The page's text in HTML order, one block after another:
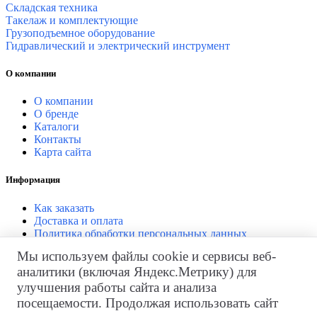
Складская техника
Такелаж и комплектующие
Грузоподъемное оборудование
Гидравлический и электрический инструмент
О компании
О компании
О бренде
Каталоги
Контакты
Карта сайта
Информация
Как заказать
Доставка и оплата
Политика обработки персональных данных
Личный кабинет
Личный кабинет
Мы используем файлы cookie и сервисы веб-
аналитики (включая Яндекс.Метрику) для
улучшения работы сайта и анализа
посещаемости. Продолжая использовать сайт